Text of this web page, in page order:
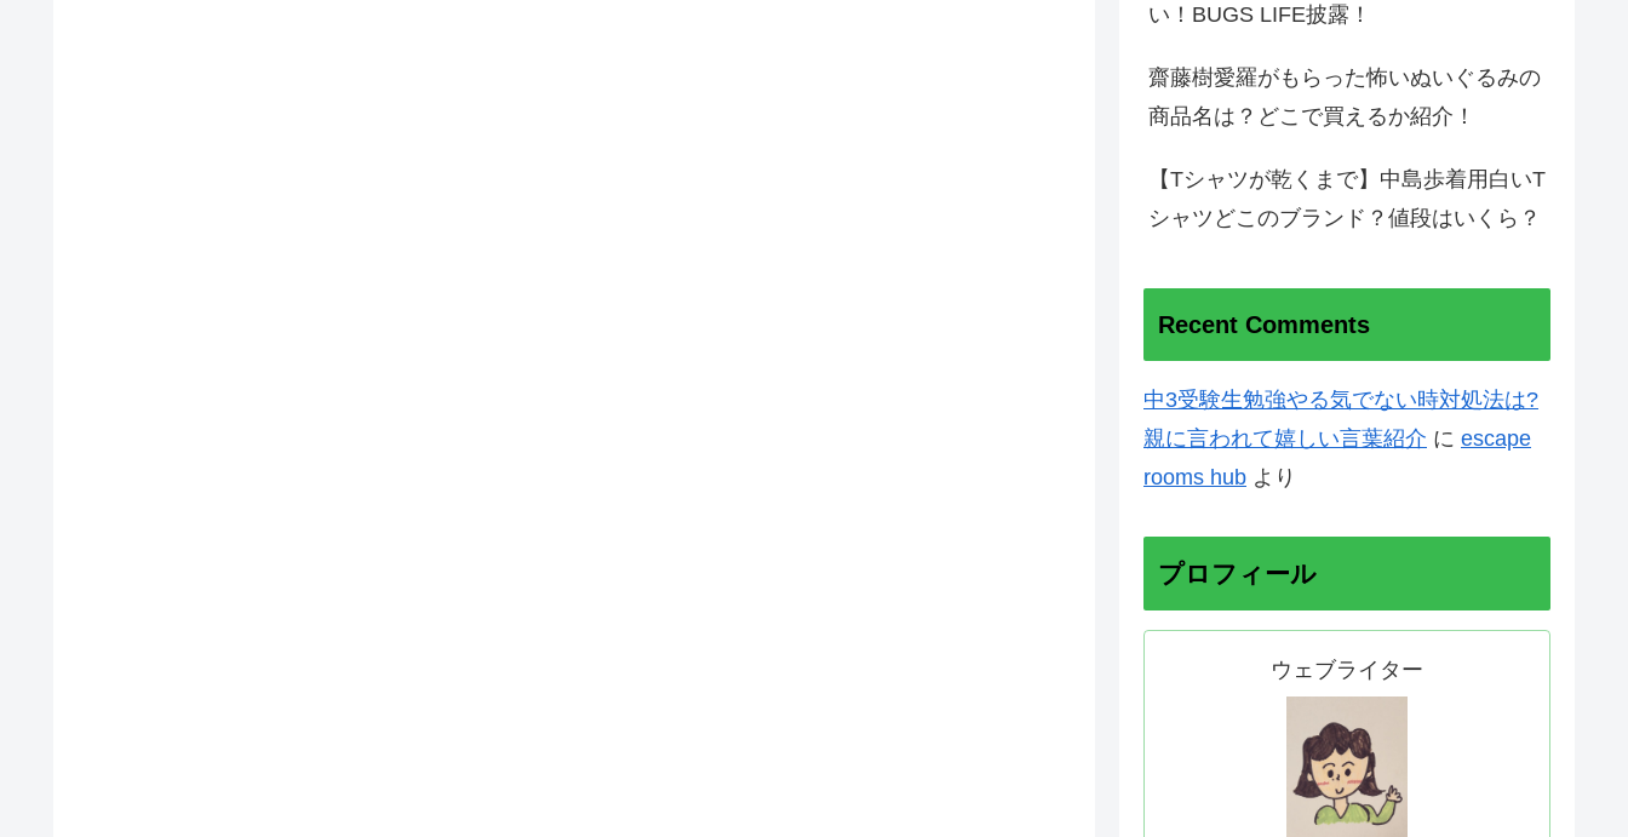
い！BUGS LIFE披露！
齋藤樹愛羅がもらった怖いぬいぐるみの
商品名は？どこで買えるか紹介！
【Tシャツが乾くまで】中島歩着用白いT
シャツどこのブランド？値段はいくら？
Recent Comments
中3受験生勉強やる気でない時対処法は?
親に言われて嬉しい言葉紹介 に escape
rooms hub より
プロフィール
ウェブライター